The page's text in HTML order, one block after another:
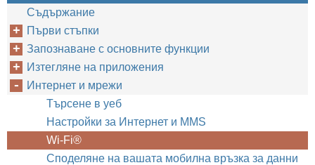
Съдържание
Първи стъпки
Запознаване с основните функции
Изтегляне на приложения
Интернет и мрежи
Търсене в уеб
Настройки за Интернет и MMS
Wi-Fi®
Споделяне на вашата мобилна връзка за данни